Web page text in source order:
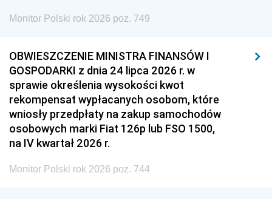
Monitor Polski rok 2026 poz. 749
OBWIESZCZENIE MINISTRA FINANSÓW I
GOSPODARKI z dnia 24 lipca 2026 r. w
sprawie określenia wysokości kwot
rekompensat wypłacanych osobom, które
wniosły przedpłaty na zakup samochodów
osobowych marki Fiat 126p lub FSO 1500,
na IV kwartał 2026 r.
Monitor Polski rok 2026 poz. 744